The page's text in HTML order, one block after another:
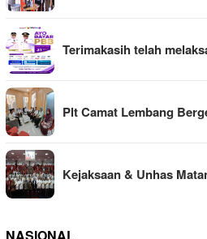
Terimakasih telah
Plt Camat Lembang
Kejaksaan & Unhas